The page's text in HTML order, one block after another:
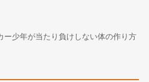
ー少年が当たり負けしない体の作り方